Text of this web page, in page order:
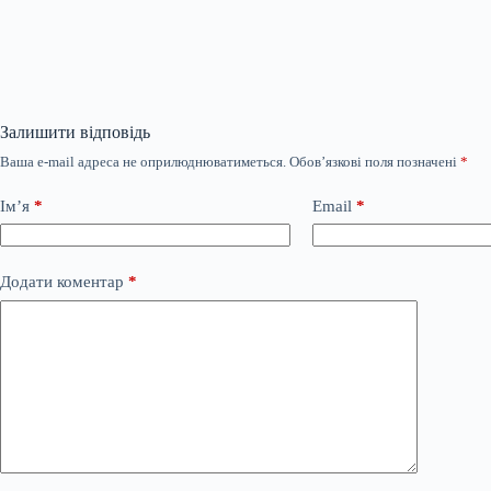
Залишити відповідь
Ваша e-mail адреса не оприлюднюватиметься. Обов’язкові поля позначені *
Ім’я * Email *
Додати коментар *